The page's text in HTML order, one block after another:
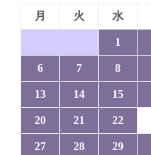
月
火 水
1
6 7 8
13 14 15
20 21 22
27 28 29